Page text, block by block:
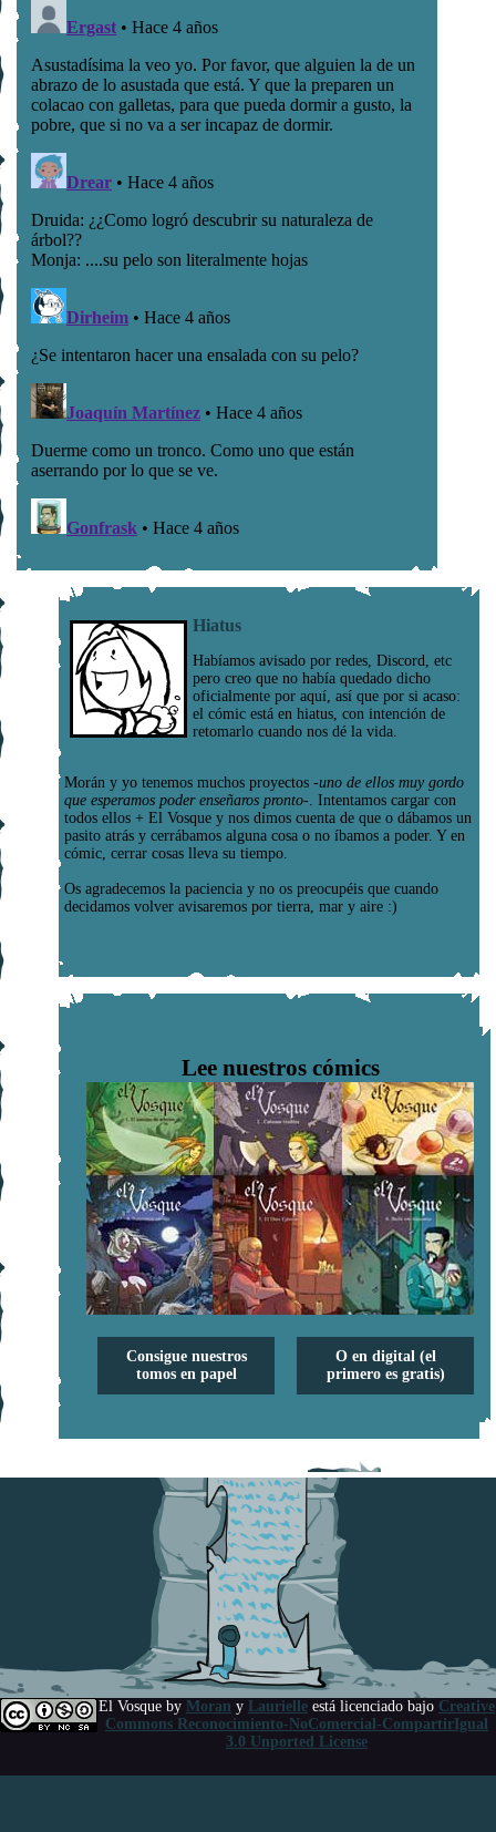
Hiatus
Habíamos avisado por redes, Discord, etc
pero creo que no había quedado dicho
oficialmente por aquí, así que por si acaso:
el cómic está en hiatus, con intención de
retomarlo cuando nos dé la vida.
Morán y yo tenemos muchos proyectos -uno de ellos muy gordo
que esperamos poder enseñaros pronto-. Intentamos cargar con
todos ellos + El Vosque y nos dimos cuenta de que o dábamos un
pasito atrás y cerrábamos alguna cosa o no íbamos a poder. Y en
cómic, cerrar cosas lleva su tiempo.
Os agradecemos la paciencia y no os preocupéis que cuando
decidamos volver avisaremos por tierra, mar y aire :)
Lee nuestros cómics
Consigue nuestros
tomos en papel
O en digital (el
primero es gratis)
El Vosque by Moran y Laurielle está licenciado bajo Creative
Commons Reconocimiento-NoComercial-CompartirIgual
3.0 Unported License